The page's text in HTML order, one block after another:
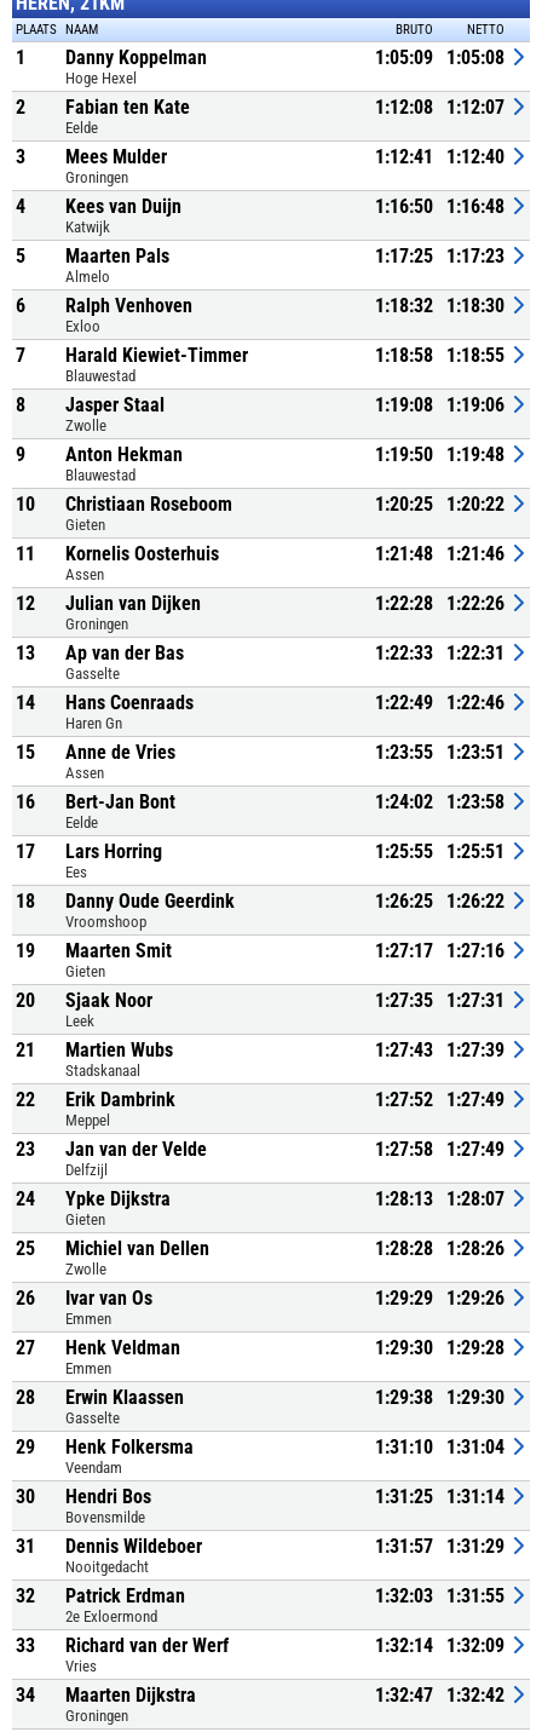
PLAATS NAAM BRUTO NETTO
1 Danny Koppelman
Hoge Hexel
1:05:09 1:05:08
2 Fabian ten Kate
Eelde
1:12:08 1:12:07
3 Mees Mulder
Groningen
1:12:41 1:12:40
4 Kees van Duijn
Katwijk
1:16:50 1:16:48
5 Maarten Pals
Almelo
1:17:25 1:17:23
6 Ralph Venhoven
Exloo
1:18:32 1:18:30
7 Harald Kiewiet-Timmer
Blauwestad
1:18:58 1:18:55
8 Jasper Staal
Zwolle
1:19:08 1:19:06
9 Anton Hekman
Blauwestad
1:19:50 1:19:48
10 Christiaan Roseboom
Gieten
1:20:25 1:20:22
11 Kornelis Oosterhuis
Assen
1:21:48 1:21:46
12 Julian van Dijken
Groningen
1:22:28 1:22:26
13 Ap van der Bas
Gasselte
1:22:33 1:22:31
14 Hans Coenraads
Haren Gn
1:22:49 1:22:46
15 Anne de Vries
Assen
1:23:55 1:23:51
16 Bert-Jan Bont
Eelde
1:24:02 1:23:58
17 Lars Horring
Ees
1:25:55 1:25:51
18 Danny Oude Geerdink
Vroomshoop
1:26:25 1:26:22
19 Maarten Smit
Gieten
1:27:17 1:27:16
20 Sjaak Noor
Leek
1:27:35 1:27:31
21 Martien Wubs
Stadskanaal
1:27:43 1:27:39
22 Erik Dambrink
Meppel
1:27:52 1:27:49
23 Jan van der Velde
Delfzijl
1:27:58 1:27:49
24 Ypke Dijkstra
Gieten
1:28:13 1:28:07
25 Michiel van Dellen
Zwolle
1:28:28 1:28:26
26 Ivar van Os
Emmen
1:29:29 1:29:26
27 Henk Veldman
Emmen
1:29:30 1:29:28
28 Erwin Klaassen
Gasselte
1:29:38 1:29:30
29 Henk Folkersma
Veendam
1:31:10 1:31:04
30 Hendri Bos
Bovensmilde
1:31:25 1:31:14
31 Dennis Wildeboer
Nooitgedacht
1:31:57 1:31:29
32 Patrick Erdman
2e Exloermond
1:32:03 1:31:55
33 Richard van der Werf
Vries
1:32:14 1:32:09
34 Maarten Dijkstra
Groningen
1:32:47 1:32:42